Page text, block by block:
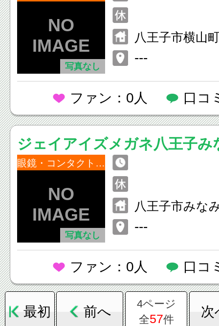
写真なし
八王子市横山
---
ファン：0人 口コ
ジェイアイズメガネ八王子み
眼鏡・コンタクトレンズ
写真なし
八王子市みな
---
ファン：0人 口コ
最初 前へ
4ページ
全57件
次